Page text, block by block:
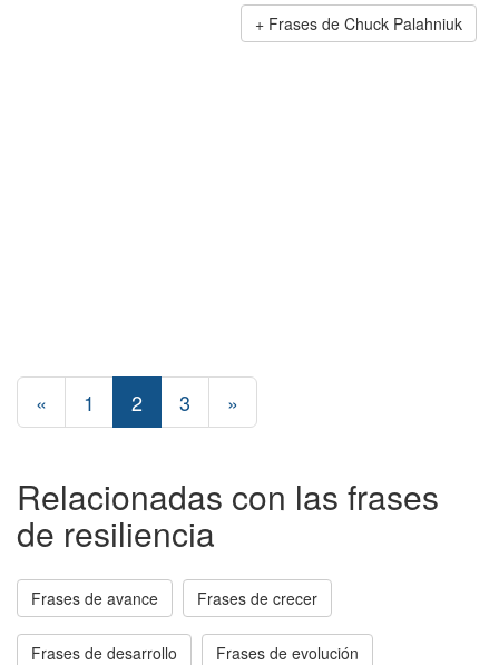
Frases de Chuck Palahniuk
« 1 2 3 »
Relacionadas con las frases
de resiliencia
Frases de avance Frases de crecer
Frases de desarrollo Frases de evolución